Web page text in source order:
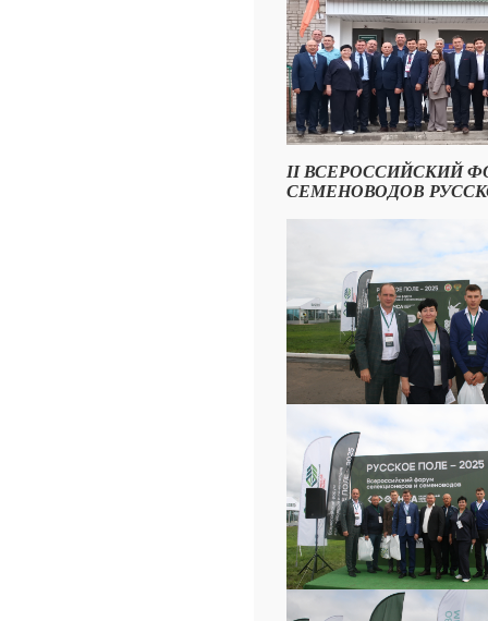
II ВСЕРОССИЙСКИЙ
СЕМЕНОВОДОВ РУССКОЕ